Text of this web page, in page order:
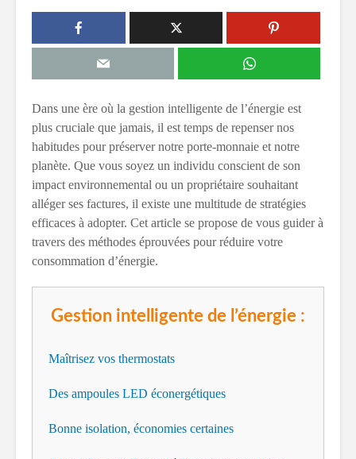
Dans une ère où la gestion intelligente de l’énergie est
plus cruciale que jamais, il est temps de repenser nos
habitudes pour préserver notre porte-monnaie et notre
planète. Que vous soyez un individu conscient de son
impact environnemental ou un propriétaire souhaitant
alléger ses factures, il existe une multitude de stratégies
efficaces à adopter. Cet article se propose de vous guider à
travers des méthodes éprouvées pour réduire votre
consommation d’énergie.
Gestion intelligente de l’énergie :
Maîtrisez vos thermostats
Des ampoules LED éconergétiques
Bonne isolation, économies certaines